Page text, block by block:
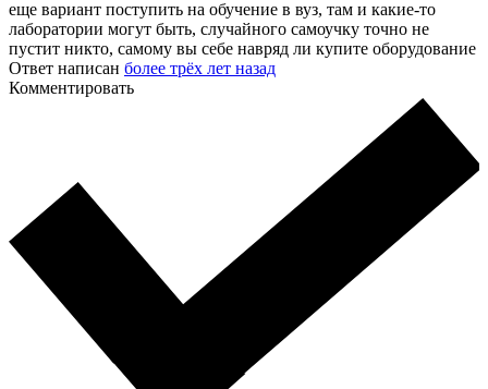
еще вариант поступить на обучение в вуз, там и какие-то
лаборатории могут быть, случайного самоучку точно не
пустит никто, самому вы себе навряд ли купите оборудование
Ответ написан более трёх лет назад
Комментировать